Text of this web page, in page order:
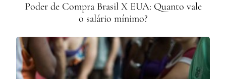
Poder de Compra Brasil X EUA: Quanto vale
o salário mínimo?